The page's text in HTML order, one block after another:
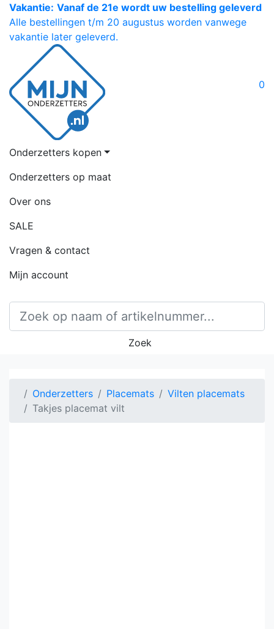
Vakantie: Vanaf de 21e wordt uw bestelling geleverd
Alle bestellingen t/m 20 augustus worden vanwege
vakantie later geleverd.
0
Onderzetters kopen
Onderzetters op maat
Over ons
SALE
Vragen & contact
Mijn account
Zoek
Onderzetters Placemats
Vilten placemats
Takjes placemat vilt